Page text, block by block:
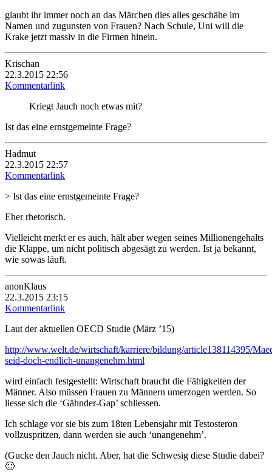
glaubt ihr immer noch an das Märchen dies alles geschähe im
Namen und zugunsten von Frauen? Nach Schule, Uni will die
Krake jetzt massiv in die Firmen hinein.
Krischan
22.3.2015 22:56
Kommentarlink
Kriegt Jauch noch etwas mit?
Ist das eine ernstgemeinte Frage?
Hadmut
22.3.2015 22:57
Kommentarlink
> Ist das eine ernstgemeinte Frage?
Eher rhetorisch.
Vielleicht merkt er es auch, hält aber wegen seines Millionengehalts
die Klappe, um nicht politisch abgesägt zu werden. Ist ja bekannt,
wie sowas läuft.
anonKlaus
22.3.2015 23:15
Kommentarlink
Laut der aktuellen OECD Studie (März ’15)
http://www.welt.de/wirtschaft/karriere/bildung/article138114395/
seid-doch-endlich-unangenehm.html
wird einfach festgestellt: Wirtschaft braucht die Fähigkeiten der
Männer. Also müssen Frauen zu Männern umerzogen werden. So
liesse sich die ‘Gähnder-Gap’ schliessen.
Ich schlage vor sie bis zum 18ten Lebensjahr mit Testosteron
vollzuspritzen, dann werden sie auch ‘unangenehm’.
(Gucke den Jauch nicht. Aber, hat die Schwesig diese Studie dabei?
🙂